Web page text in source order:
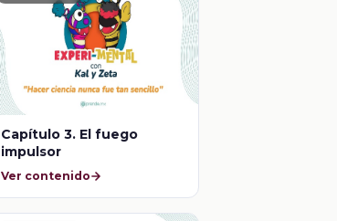
Capítulo 3. El fuego
impulsor
Ver contenido